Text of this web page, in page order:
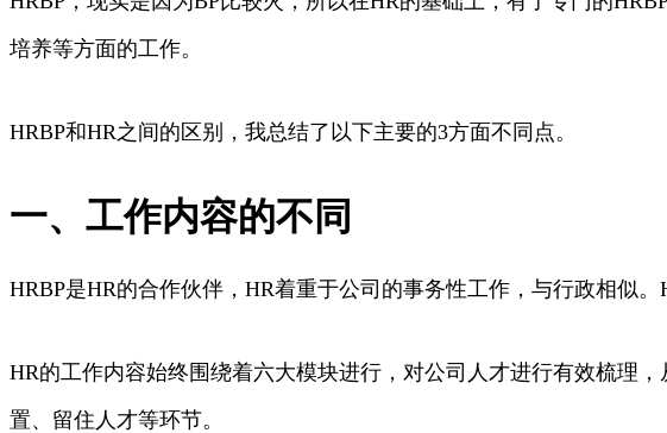
培养等方面的工作。
HRBP和HR之间的区别，我总结了以下主要的3方面不同点。
一、工作内容的不同
HRBP是HR的合作伙伴，HR着重于公司的事务性工作，与行政相似
HR的工作内容始终围绕着六大模块进行，对公司人才进行有效梳理
置、留住人才等环节。